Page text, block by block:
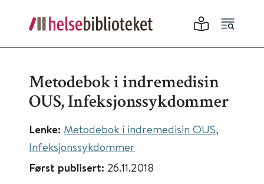
Metodebok i indremedisin
OUS, Infeksjonssykdommer
Lenke: Metodebok i indremedisin OUS,
Infeksjonssykdommer
Først publisert: 26.11.2018